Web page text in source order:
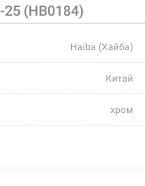
Hansberg
(HB0184)
Haiba (Хайба)
Китай
хром